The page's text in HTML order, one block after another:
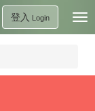
登入 Login